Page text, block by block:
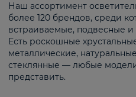
Наш ассортимент
более 120 брендов, среди
встраиваемые, подвесные
Есть роскошные
металлические,
стеклянные — любые
представить.